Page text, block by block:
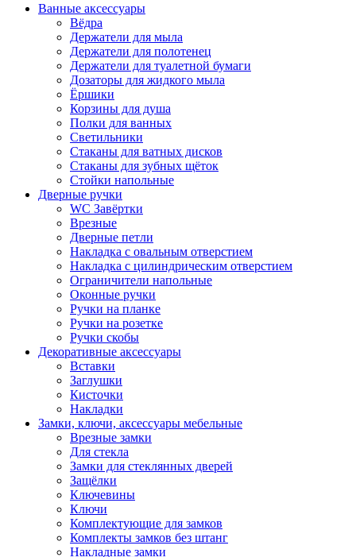
Ванные аксессуары
Вёдра
Держатели для мыла
Держатели для полотенец
Держатели для туалетной бумаги
Дозаторы для жидкого мыла
Ёршики
Корзины для душа
Полки для ванных
Светильники
Стаканы для ватных дисков
Стаканы для зубных щёток
Стойки напольные
Дверные ручки
WC Завёртки
Врезные
Дверные петли
Накладка с овальным отверстием
Накладка с цилиндрическим отверстием
Ограничители напольные
Оконные ручки
Ручки на планке
Ручки на розетке
Ручки скобы
Декоративные аксессуары
Вставки
Заглушки
Кисточки
Накладки
Замки, ключи, аксессуары мебельные
Врезные замки
Для стекла
Замки для стеклянных дверей
Защёлки
Ключевины
Ключи
Комплектующие для замков
Комплекты замков без штанг
Накладные замки